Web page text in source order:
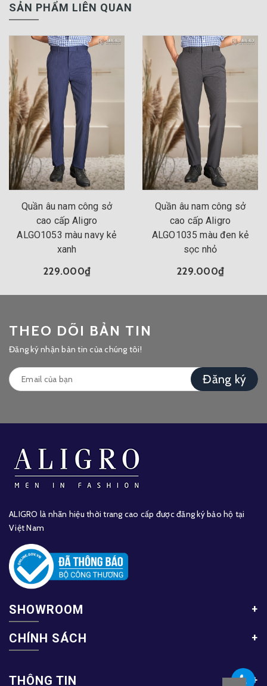
SẢN PHẨM LIÊN QUAN
Quần âu nam công sở
cao cấp Aligro
ALGO1053 màu navy kẻ
xanh
229.000₫
Quần âu nam công sở
cao cấp Aligro
ALGO1035 màu đen kẻ
sọc nhỏ
229.000₫
THEO DÕI BẢN TIN
Đăng ký nhận bản tin của chúng tôi!
Đăng ký
ALIGRO là nhãn hiệu thời trang cao cấp được đăng ký bảo hộ tại
Việt Nam
SHOWROOM
CHÍNH SÁCH
THÔNG TIN